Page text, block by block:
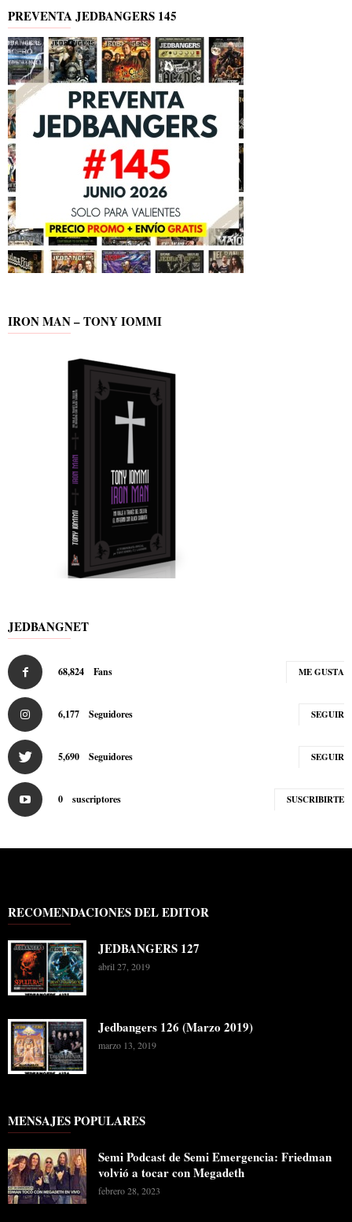
PREVENTA JEDBANGERS 145
IRON MAN – TONY IOMMI
JEDBANGNET
68,824 Fans ME GUSTA
6,177 Seguidores SEGUIR
5,690 Seguidores SEGUIR
0 suscriptores SUSCRIBIRTE
RECOMENDACIONES DEL EDITOR
JEDBANGERS 127
abril 27, 2019
Jedbangers 126 (Marzo 2019)
marzo 13, 2019
MENSAJES POPULARES
Semi Podcast de Semi Emergencia: Friedman
volvió a tocar con Megadeth
febrero 28, 2023